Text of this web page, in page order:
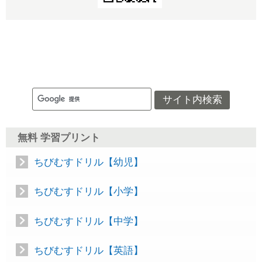
無料 学習プリント
ちびむすドリル【幼児】
ちびむすドリル【小学】
ちびむすドリル【中学】
ちびむすドリル【英語】